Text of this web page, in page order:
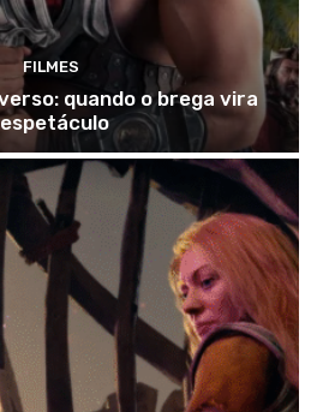
FILMES
quando o brega vira
espetáculo